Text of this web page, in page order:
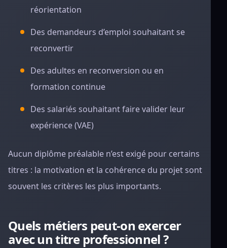
réorientation
Des demandeurs d’emploi souhaitant se
reconvertir
Des adultes en reconversion ou en
formation continue
Des salariés souhaitant faire valider leur
expérience (VAE)
Aucun diplôme préalable n’est exigé pour certains
titres : la motivation et la cohérence du projet sont
souvent les critères les plus importants.
Quels métiers peut-on exercer
avec un titre professionnel ?